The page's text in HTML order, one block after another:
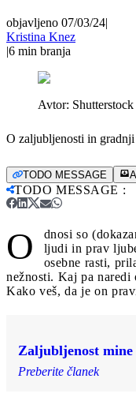
objavljeno 07/03/24|
Kristina Knez
|6 min branja
Avtor:
O zaljubljenosti in gradnji
TODO MESSAGE
TODO MESSAGE :
O
dnosi so
ljudi in prav
osebne rasti,
nežnosti. Kaj pa
Kako veš, da je on
Zaljubljenost
Preberite članek